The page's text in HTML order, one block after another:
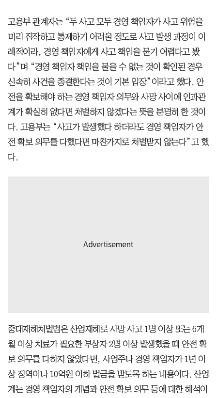
고용부 관계자는 “두 사고 모두 경영 책임자가 사고 위험을
미리 짐작하고 통제하기 어려울 정도로 사고 발생 과정이 이
례적이라, 경영 책임자에게 사고 책임을 묻기 어렵다고 봤
다”며 “경영 책임자 책임을 물을 수 없는 것이 확인된 경우
신속히 사건을 종결한다는 것이 기본 입장”이라고 했다. 안
전을 확보해야 하는 경영 책임자 의무와 사망 사이에 인과관
계가 확실히 없다면 처벌하지 않겠다는 뜻을 분명히 한 것이
다. 고용부는 “사고가 발생했다 하더라도 경영 책임자가 안
전 확보 의무를 다했다면 마찬가지로 처벌받지 않는다”고 했
다.
중대재해처벌법은 산업재해로 사망 사고 1명 이상 또는 6개
월 이상 치료가 필요한 부상자 2명 이상 발생했을 때 안전 확
보 의무를 다하지 않았다면, 사업주나 경영 책임자가 1년 이
상 징역이나 10억원 이하 벌금을 받도록 하는 내용이다. 산업
계는 경영 책임자의 개념과 안전 확보 의무 등에 대한 해석이